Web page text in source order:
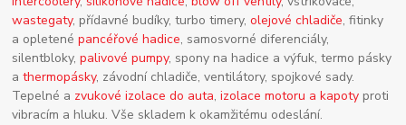
wastegaty, přídavné budíky, turbo timery,olejové chladiče, fitinky
a opletenépancéřové hadice, samosvorné diferenciály,
silentbloky,palivové pumpy, spony na hadice a výfuk, termo pásky
athermopásky, závodní chladiče, ventilátory, spojkové sady.
Tepelné a zvukové izolace do auta,izolace motoru a kapoty proti
vibracím a hluku. Vše skladem k okamžitému odeslání.